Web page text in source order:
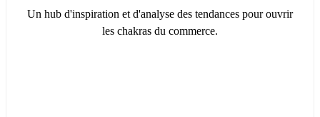
Un hub d'inspiration et d'analyse des tendances pour ouvrir
les chakras du commerce.